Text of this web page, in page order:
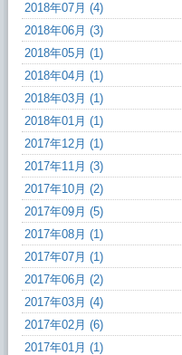
2018年07月 (4)
2018年06月 (3)
2018年05月 (1)
2018年04月 (1)
2018年03月 (1)
2018年01月 (1)
2017年12月 (1)
2017年11月 (3)
2017年10月 (2)
2017年09月 (5)
2017年08月 (1)
2017年07月 (1)
2017年06月 (2)
2017年03月 (4)
2017年02月 (6)
2017年01月 (1)